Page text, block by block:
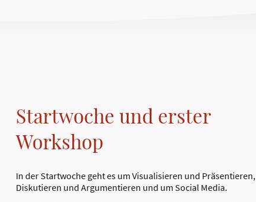
Startwoche und erster
Workshop
In der Startwoche geht es um Visualisieren und Präsentieren,
Diskutieren und Argumentieren und um Social Media.